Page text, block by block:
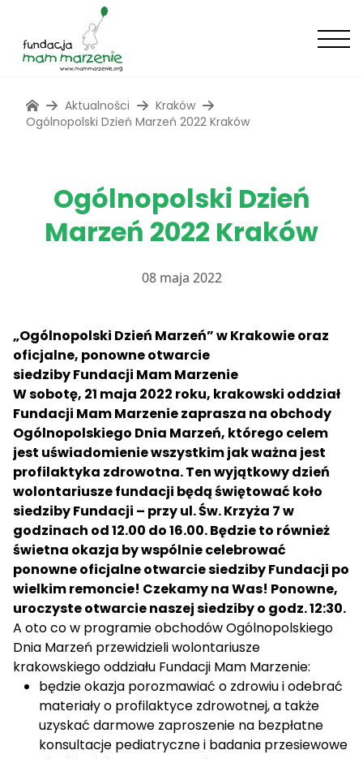
Aktualności
Kraków
Ogólnopolski Dzień Marzeń 2022 Kraków
Ogólnopolski Dzień
Marzeń 2022 Kraków
08 maja 2022
„Ogólnopolski Dzień Marzeń” w Krakowie oraz
oficjalne, ponowne otwarcie
siedziby Fundacji Mam Marzenie
W sobotę, 21 maja 2022 roku, krakowski oddział
Fundacji Mam Marzenie zaprasza na obchody
Ogólnopolskiego Dnia Marzeń, którego celem
jest uświadomienie wszystkim jak ważna jest
profilaktyka zdrowotna. Ten wyjątkowy dzień
wolontariusze fundacji będą świętować koło
siedziby Fundacji – przy ul. Św. Krzyża 7 w
godzinach od 12.00 do 16.00. Będzie to również
świetna okazja by wspólnie celebrować
ponowne oficjalne otwarcie siedziby Fundacji po
wielkim remoncie! Czekamy na Was! Ponowne,
uroczyste otwarcie naszej siedziby o godz. 12:30.
A oto co w programie obchodów Ogólnopolskiego
Dnia Marzeń przewidzieli wolontariusze
krakowskiego oddziału Fundacji Mam Marzenie:
będzie okazja porozmawiać o zdrowiu i odebrać
materiały o profilaktyce zdrowotnej, a także
uzyskać darmowe zaproszenie na bezpłatne
konsultacje pediatryczne i badania przesiewowe